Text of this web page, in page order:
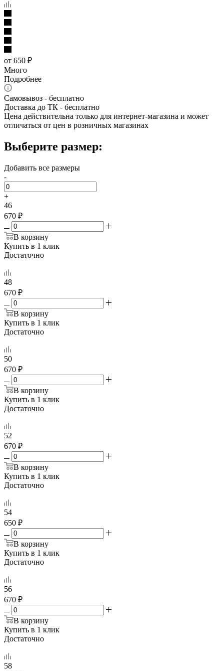
от 650 ₽
Много
Подробнее
Самовывоз - бесплатно
Доставка до ТК - бесплатно
Цена действительна только для интернет-магазина и может
отличаться от цен в розничных магазинах
Выберите размер:
Добавить все размеры
-
+
46
670 ₽
В корзину
Купить в 1 клик
Достаточно
48
670 ₽
В корзину
Купить в 1 клик
Достаточно
50
670 ₽
В корзину
Купить в 1 клик
Достаточно
52
670 ₽
В корзину
Купить в 1 клик
Достаточно
54
650 ₽
В корзину
Купить в 1 клик
Достаточно
56
670 ₽
В корзину
Купить в 1 клик
Достаточно
58